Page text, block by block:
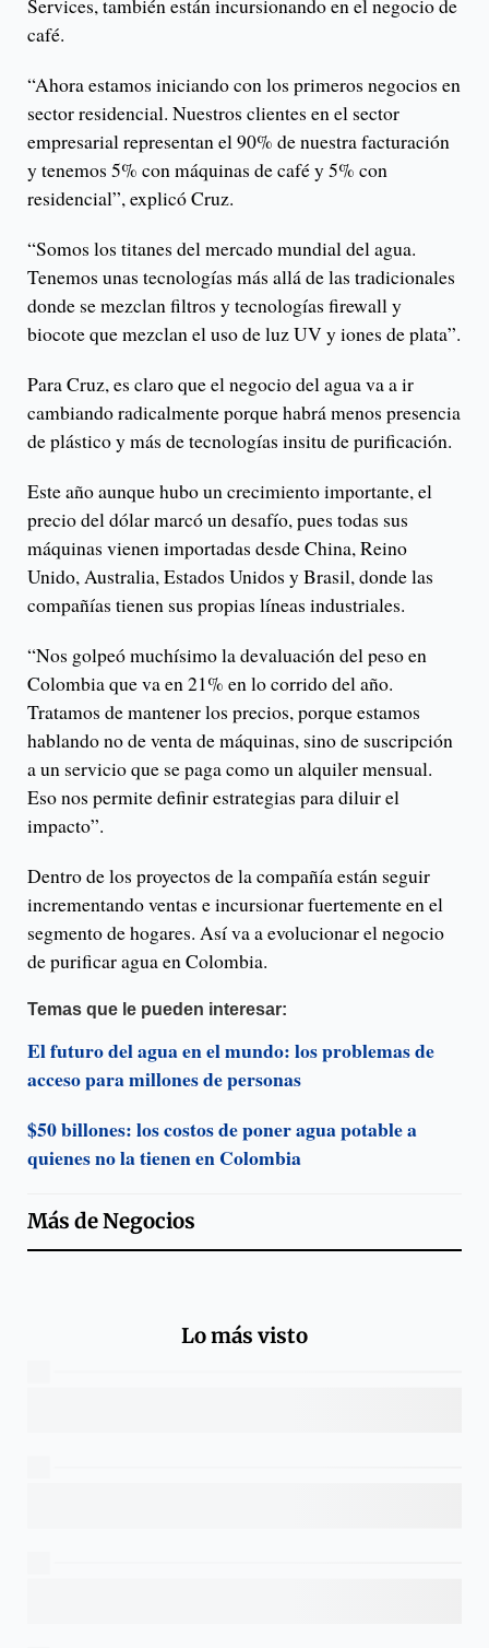
Services, también están incursionando en el negocio de
café.
“Ahora estamos iniciando con los primeros negocios en
sector residencial. Nuestros clientes en el sector
empresarial representan el 90% de nuestra facturación
y tenemos 5% con máquinas de café y 5% con
residencial”, explicó Cruz.
“Somos los titanes del mercado mundial del agua.
Tenemos unas tecnologías más allá de las tradicionales
donde se mezclan filtros y tecnologías firewall y
biocote que mezclan el uso de luz UV y iones de plata”.
Para Cruz, es claro que el negocio del agua va a ir
cambiando radicalmente porque habrá menos presencia
de plástico y más de tecnologías insitu de purificación.
Este año aunque hubo un crecimiento importante, el
precio del dólar marcó un desafío, pues todas sus
máquinas vienen importadas desde China, Reino
Unido, Australia, Estados Unidos y Brasil, donde las
compañías tienen sus propias líneas industriales.
“Nos golpeó muchísimo la devaluación del peso en
Colombia que va en 21% en lo corrido del año.
Tratamos de mantener los precios, porque estamos
hablando no de venta de máquinas, sino de suscripción
a un servicio que se paga como un alquiler mensual.
Eso nos permite definir estrategias para diluir el
impacto”.
Dentro de los proyectos de la compañía están seguir
incrementando ventas e incursionar fuertemente en el
segmento de hogares. Así va a evolucionar el negocio
de purificar agua en Colombia.
Temas que le pueden interesar:
El futuro del agua en el mundo: los problemas de
acceso para millones de personas
$50 billones: los costos de poner agua potable a
quienes no la tienen en Colombia
Más deNegocios
Lo más visto